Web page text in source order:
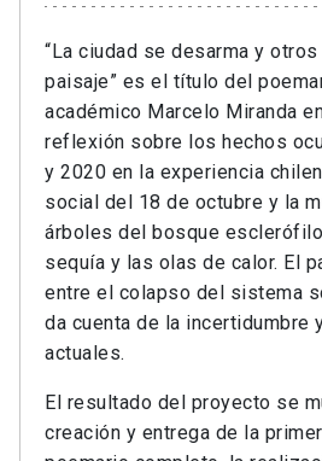
“La ciudad se desarma y
paisaje” es el título del
académico Marcelo Miranda
reflexión sobre los hechos
y 2020 en la experiencia
social del 18 de octubre y la
árboles del bosque
sequía y las olas de calor. El
entre el colapso del sistema
da cuenta de la incertidumbre
actuales.
El resultado del proyecto se
creación y entrega de la